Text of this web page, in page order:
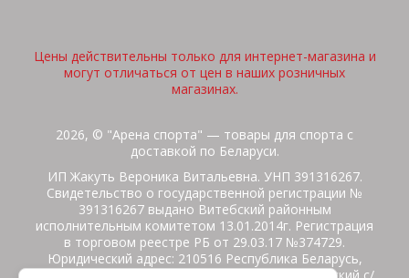
Цены действительны только для интернет-магазина и
могут отличаться от цен в наших розничных
магазинах.
2026, © "Арена спорта" — товары для спорта с
доставкой по Беларуси.
ИП Жакуть Вероника Витальевна. УНП 391316267.
Свидетельство о государственной регистрации №
391316267 выдано Витебский районным
исполнительным комитетом 13.01.2014г. Регистрация
в торговом реестре РБ от 29.03.17 №374729.
Юридический адрес: 210516 Республика Беларусь,